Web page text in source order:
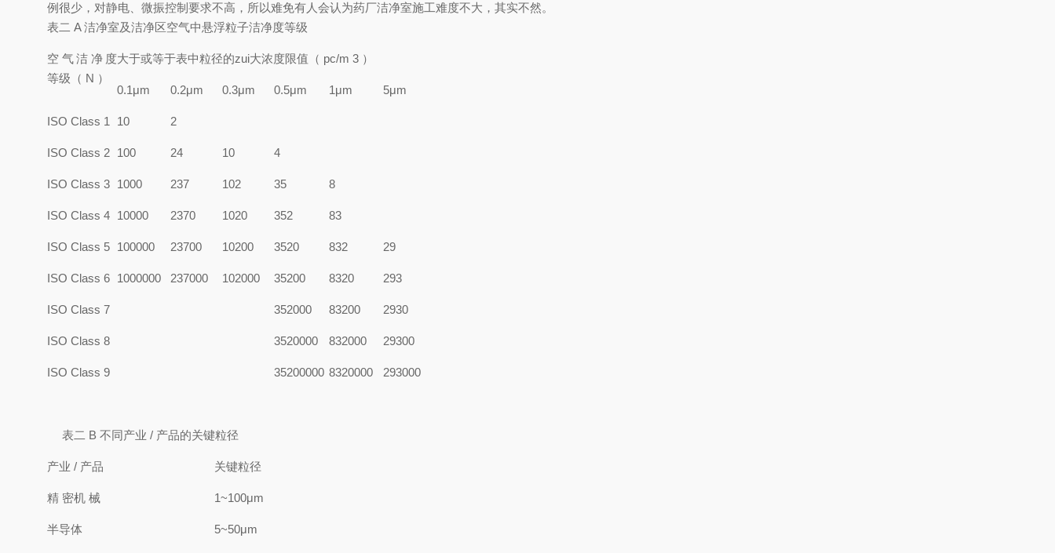
例很少，对静电、微振控制要求不高，所以难免有人会认为药厂洁净室施工难度不大，其实不然。
表二 A 洁净室及洁净区空气中悬浮粒子洁净度等级
空气洁净度
等级（ N ）
大于或等于表中粒径的zui大浓度限值（ pc/m 3 ）
0.1μm 0.2μm 0.3μm 0.5μm 1μm 5μm
ISO Class 1 10 2
ISO Class 2 100 24 10 4
ISO Class 3 1000 237 102 35 8
ISO Class 4 10000 2370 1020 352 83
ISO Class 5 100000 23700 10200 3520 832 29
ISO Class 6 1000000 237000 102000 35200 8320 293
ISO Class 7 352000 83200 2930
ISO Class 8 3520000 832000 29300
ISO Class 9 35200000 8320000 293000
表二 B 不同产业 / 产品的关键粒径
产业 / 产品 关键粒径
精 密机 械 1~100μm
半导体 5~50μm